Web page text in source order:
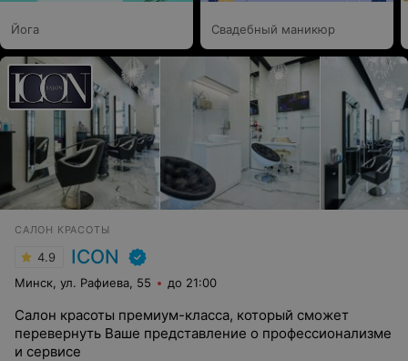
Йога Свадебный маникюр
САЛОН КРАСОТЫ
4.9 ICON
Минск, ул. Рафиева, 55 до 21:00
Салон красоты премиум-класса, который сможет
перевернуть Ваше представление о профессионализме
и сервисе